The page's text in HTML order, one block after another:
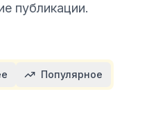
публикации.
Популярное